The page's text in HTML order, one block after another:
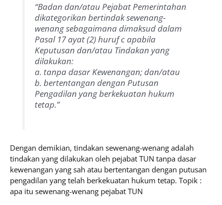
“Badan dan/atau Pejabat Pemerintahan
dikategorikan bertindak sewenang-
wenang sebagaimana dimaksud dalam
Pasal 17 ayat (2) huruf c apabila
Keputusan dan/atau Tindakan yang
dilakukan:
a. tanpa dasar Kewenangan; dan/atau
b. bertentangan dengan Putusan
Pengadilan yang berkekuatan hukum
tetap.”
Dengan demikian, tindakan sewenang-wenang adalah
tindakan yang dilakukan oleh pejabat TUN tanpa dasar
kewenangan yang sah atau bertentangan dengan putusan
pengadilan yang telah berkekuatan hukum tetap. Topik :
apa itu sewenang-wenang pejabat TUN